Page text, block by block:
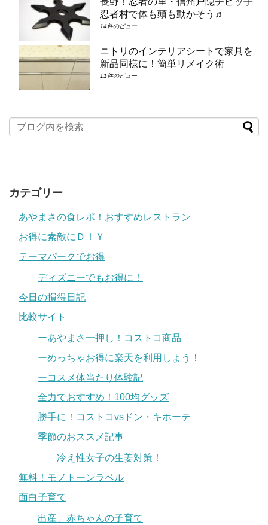
忍者村で体も頭も動かそう♬
14件のビュー
ニトリのインテリアシートで家具を
新品同様に！簡単リメイク術
11件のビュー
カテゴリー
あやまさの食レポ！おすすめレストラン
お得に素敵にＤＩＹ
テーマパークでお得
ディズニーでもお得に！
今日の損得日記
比較サイト
ーあやまさ一押し！コストコ商品
ーめっちゃお得に楽天を利用しよう！
ーコスメ体当たり体験記
全力でおすすめ！100均グッズ
勝手に！コストコvsドン・キホーテ
季節のおススメ記事
冷え性女子の生姜対策！
無料！モノトーンラベル
面白子育て
出産、赤ちゃんの子育て